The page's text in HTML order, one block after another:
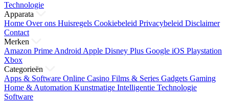
Technologie
Apparata
Home Over ons Huisregels Cookiebeleid Privacybeleid Disclaimer
Contact
Merken
Amazon Prime Android Apple Disney Plus Google iOS Playstation
Xbox
Categorieën
Apps & Software Online Casino Films & Series Gadgets Gaming
Home & Automation Kunstmatige Intelligentie Technologie
Software